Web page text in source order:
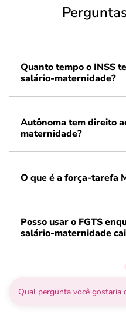
Quanto tempo o INSS
salário-maternidade?
Autônoma tem direito
maternidade?
O que é a força-tarefa
Posso usar o FGTS
salário-maternidade